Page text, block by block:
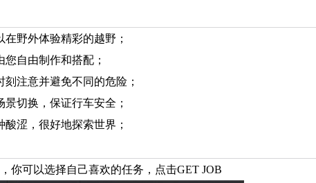
野外体验精彩的越野；
自由制作和搭配；
注意并避免不同的危险；
切换，保证行车安全；
涩，很好地探索世界；
你可以选择自己喜欢的任务，点击GET JOB